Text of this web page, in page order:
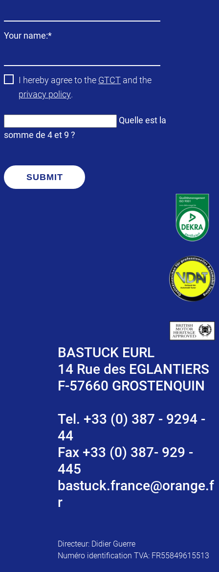
Champ
Your name:*
I hereby agree to the GTCT and the
privacy policy.
Quelle est la
somme de 4 et 9 ?
SUBMIT
BASTUCK EURL
14 Rue des EGLANTIERS
F-57660 GROSTENQUIN
Tel. +33 (0) 387 - 9294 -
44
Fax +33 (0) 387- 929 -
445
bastuck.france@orange.f
r
Directeur: Didier Guerre
Numéro identification TVA: FR55849615513